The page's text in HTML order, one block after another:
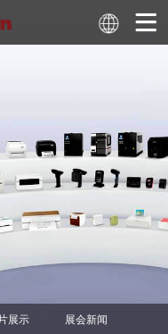
展示
展会新闻